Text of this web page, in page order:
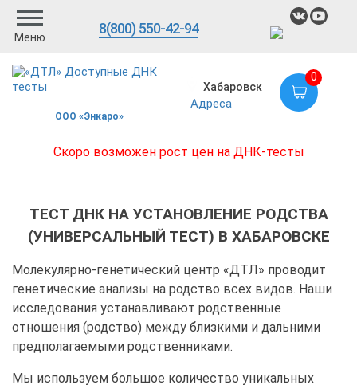
Меню
8(800) 550-42-94
ООО «Энкаро»
Хабаровск
Адреса
0
Скоро возможен рост цен на ДНК-тесты
ТЕСТ ДНК НА УСТАНОВЛЕНИЕ РОДСТВА
(УНИВЕРСАЛЬНЫЙ ТЕСТ) В ХАБАРОВСКЕ
Молекулярно-генетический центр «ДТЛ» проводит
генетические анализы на родство всех видов. Наши
исследования устанавливают родственные
отношения (родство) между близкими и дальними
предполагаемыми родственниками.
Мы используем большое количество уникальных